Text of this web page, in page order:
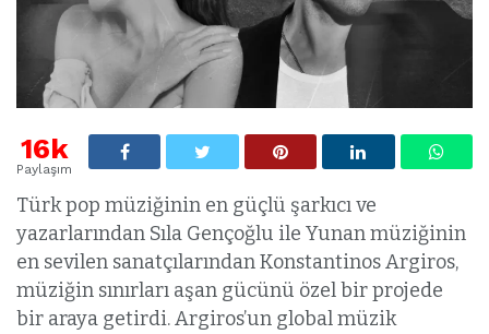
16k
Paylaşım
Türk pop müziğinin en güçlü şarkıcı ve
yazarlarından Sıla Gençoğlu ile Yunan müziğinin
en sevilen sanatçılarından Konstantinos Argiros,
müziğin sınırları aşan gücünü özel bir projede
bir araya getirdi. Argiros’un global müzik